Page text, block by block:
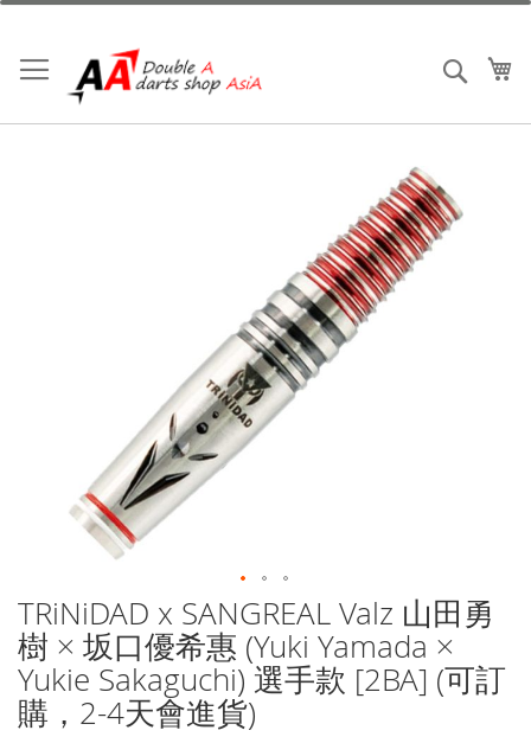
跳
內
容
搜索
TRiNiDAD x SANGREAL Valz 山田勇
樹 × 坂口優希惠 (Yuki Yamada ×
Yukie Sakaguchi) 選手款 [2BA] (可訂
購，2-4天會進貨)
Skip
to
the
beginning
of
the